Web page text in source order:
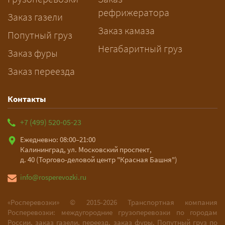
подготовку документов.
Заказ газели
Попутный груз
Заказ фуры
Заказ переезда
рефрижератора
Заказ камаза
Негабаритный груз
Контакты
+7 (499) 520-05-23
Ежедневно: 08:00–21:00
Калининград, ул. Московский проспект,
д. 40 (Торгово-деловой центр "Красная Башня")
info@rosperevozki.ru
«Росперевозки» © 2015-2026
Транспортная компания
Росперевозки: междугородние грузоперевозки по городам
России, заказ газели, переезд, заказ фуры. Попутный груз по